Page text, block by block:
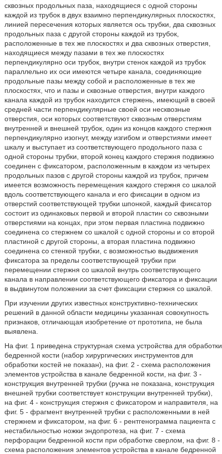
сквозных продольных паза, находящиеся с одной стороны
каждой из трубок в двух взаимно перпендикулярных плоскостях,
линией пересечения которых является ось трубки, два сквозных
продольных паза с другой стороны каждой из трубок,
расположенные в тех же плоскостях и два сквозных отверстия,
находящиеся между пазами в тех же плоскостях
перпендикулярно оси трубок, внутри стенок каждой из трубок
параллельно их оси имеются четыре канала, соединяющие
продольные пазы между собой и расположенные в тех же
плоскостях, что и пазы и сквозные отверстия, внутри каждого
канала каждой из трубок находится стержень, имеющий в своей
средней части перпендикулярные своей оси несквозные
отверстия, оси которых соответствуют сквозным отверстиям
внутренней и внешней трубок, один из концов каждого стержня
перпендикулярно изогнут, между изгибом и отверстиями имеет
шкалу и выступает из соответствующего продольного паза с
одной стороны трубки, второй конец каждого стержня подвижно
соединен с фиксатором, расположенным в каждом из четырех
продольных пазов с другой стороны каждой из трубок, причем
имеется возможность перемещения каждого стержня со шкалой
вдоль соответствующего канала и его фиксации в одном из
отверстий соответствующей трубки шпонкой, каждый фиксатор
состоит из одинаковых первой и второй пластин со сквозными
отверстиями на концах, при этом первая пластина подвижно
соединена со стержнем со шкалой с одной стороны и со второй
пластиной с другой стороны, а вторая пластина подвижно
соединена со стенкой трубки, с возможностью выдвижения
фиксатора за пределы соответствующей трубки при
перемещении стержня со шкалой внутрь соответствующего
канала в направлении соответствующего фиксатора и фиксации
в выдвинутом положении за счет фиксации стержня со шкалой.
При изучении других известных конструктивно-технических
решений в данной области медицины указанная совокупность
признаков, отличающая изобретение от прототипа, не была
выявлена.
На фиг. 1 приведена структурная схема устройства для обработки
бедренной кости (набор хирургических инструментов для
обработки костей не показан), на фиг. 2 - схема расположения
элементов устройства в канале бедренной кости, на фиг. 3 -
конструкция внутренней трубки (ручка не показана, конструкция
внешней трубки соответствует конструкции внутренней трубки),
на фиг. 4 - конструкция стержня с фиксатором и направителя, на
фиг. 5 - фрагмент внутренней трубки с расположенными в ней
стержнем и фиксатором, на фиг. 6 - рентгенограмма пациента с
нестабильностью ножки эндопротеза, на фиг. 7 - схема
перфорации бедренной кости при обработке сверлом, на фиг. 8 -
схема расположения элементов устройства в канале бедренной